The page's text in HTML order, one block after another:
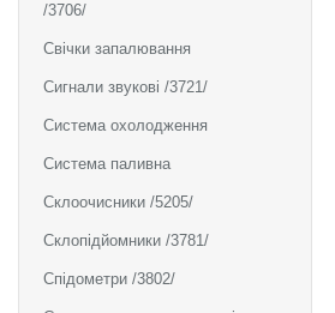
/3706/
Свічки запалювання
Сигнали звукові /3721/
Система охолодження
Система паливна
Склоочисники /5205/
Склопідйомники /3781/
Спідометри /3802/